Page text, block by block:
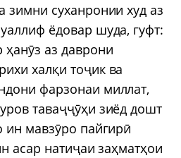
зимни суханронии худ аз
ёдовар шуда, гуфт:
аз даврони
халқи тоҷик ва
фарзонаи миллат,
таваҷҷӯҳи зиёд дошт
мавзӯро пайгирӣ
асар натиҷаи заҳматҳои